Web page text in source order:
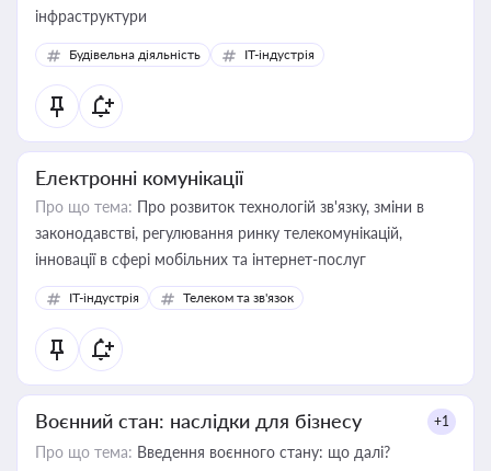
інфраструктури
Будівельна діяльність IT-індустрія
Електронні комунікації
Про що тема: Про розвиток технологій зв'язку, зміни в
законодавстві, регулювання ринку телекомунікацій,
інновації в сфері мобільних та інтернет-послуг
IT-індустрія Телеком та зв'язок
Воєнний стан: наслідки для бізнесу +1
Про що тема: Введення воєнного стану: що далі?